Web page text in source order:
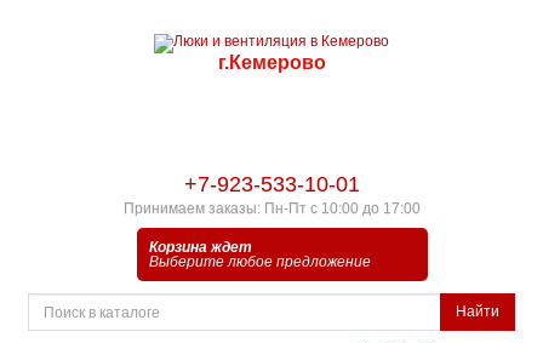
г.Кемерово
+7-923-533-10-01
Принимаем заказы: Пн-Пт с 10:00 до 17:00
Корзина ждет
Выберите любое предложение
Найти